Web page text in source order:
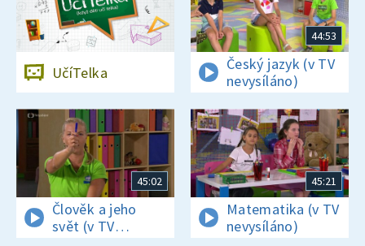
UčíTelka
44:53
Český jazyk (v TV
nevysíláno)
45:02
Člověk a jeho
svět (v TV
45:21
Matematika (v TV
nevysíláno)